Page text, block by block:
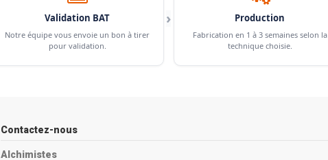
Validation BAT
Notre équipe vous envoie un bon à tirer
pour validation.
› Production
Fabrication en 1 à 3 semaines selon la
technique choisie.
Contactez-nous
Alchimistes